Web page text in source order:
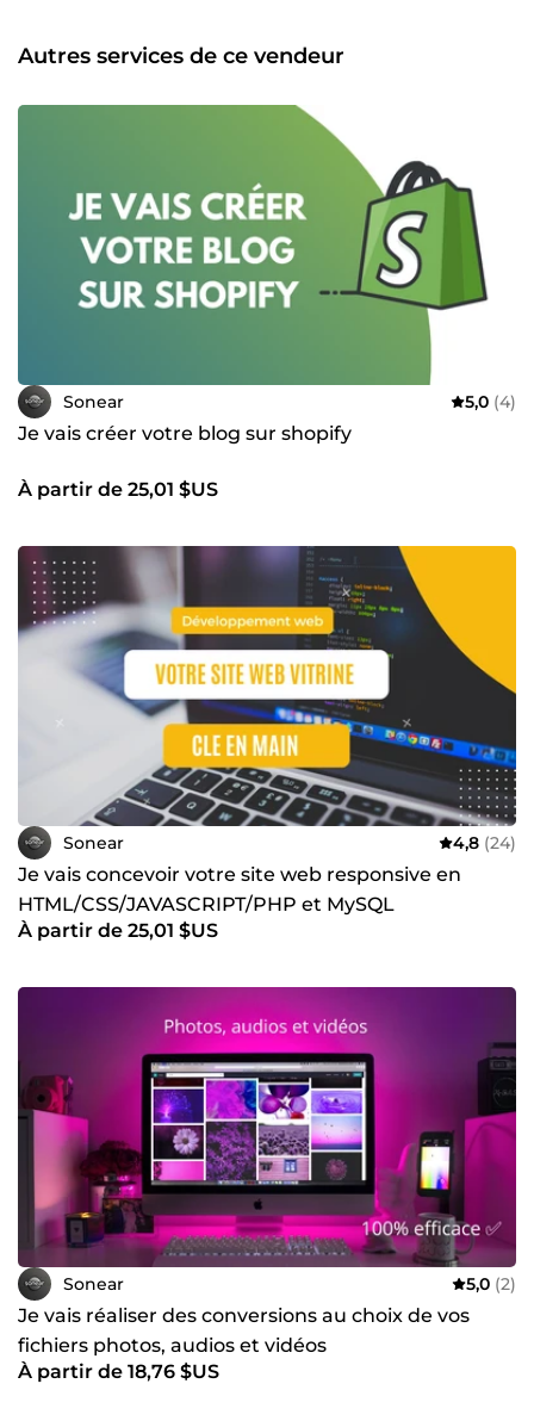
Autres services de ce vendeur
Sonear 5,0 (4)
Je vais créer votre blog sur shopify
À partir de 25,01 $US
Sonear 4,8 (24)
Je vais concevoir votre site web responsive en
HTML/CSS/JAVASCRIPT/PHP et MySQL
À partir de 25,01 $US
Sonear 5,0 (2)
Je vais réaliser des conversions au choix de vos
fichiers photos, audios et vidéos
À partir de 18,76 $US